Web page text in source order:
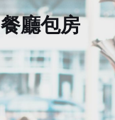
餐廳包房